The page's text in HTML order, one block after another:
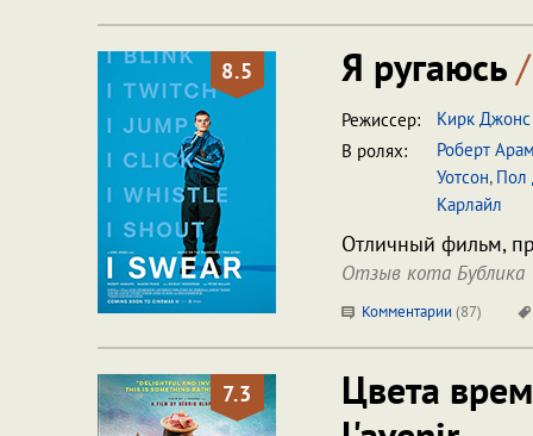
8.5 Я ругаюсь/
Режиссер:
Кирк Джонс
В ролях:
Роберт
Уотсон, Пол
Карлайл
Отличный фильм,
Отзыв кота Бублика
Комментарии (87)
7.3
Цвета